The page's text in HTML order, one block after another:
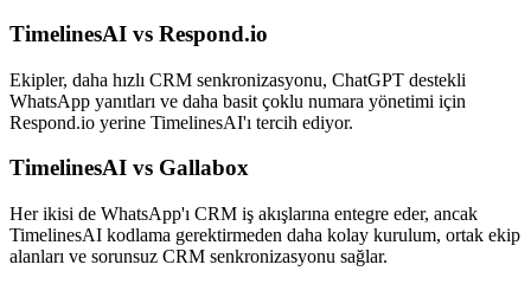
TimelinesAI vs Respond.io
Ekipler, daha hızlı CRM senkronizasyonu, ChatGPT destekli
WhatsApp yanıtları ve daha basit çoklu numara yönetimi için
Respond.io yerine TimelinesAI'ı tercih ediyor.
TimelinesAI vs Gallabox
Her ikisi de WhatsApp'ı CRM iş akışlarına entegre eder, ancak
TimelinesAI kodlama gerektirmeden daha kolay kurulum, ortak ekip
alanları ve sorunsuz CRM senkronizasyonu sağlar.